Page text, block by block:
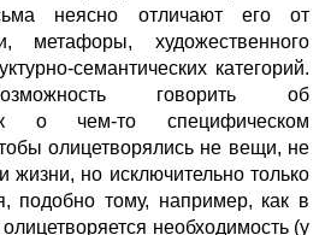
неясно отличают его от
метафоры, художественного
семантических категорий.
говорить об
о чем-то специфическом
олицетворялись не вещи, не
жизни, но исключительно только
подобно тому, например, как в
необходимость (у